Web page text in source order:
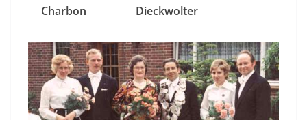
Charbon
Dieckwolter